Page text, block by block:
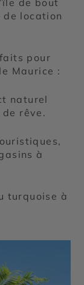
de location
pour
Maurice :
naturel
rêve.
à
turquoise à